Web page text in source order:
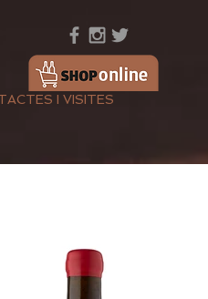
I VISITES